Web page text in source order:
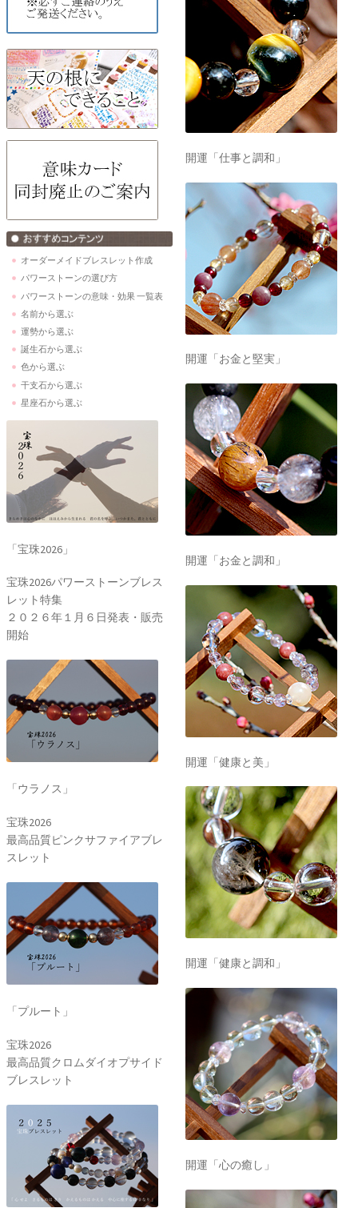
オーダーメイドブレスレット作成
パワーストーンの選び方
パワーストーンの意味・効果 一覧表
名前から選ぶ
運勢から選ぶ
誕生石から選ぶ
色から選ぶ
干支石から選ぶ
星座石から選ぶ
「宝珠2026」
宝珠2026パワーストーンブレス
レット特集
２０２６年１月６日発表・販売
開始
「ウラノス」
宝珠2026
最高品質ピンクサファイアブレ
スレット
「プルート」
宝珠2026
最高品質クロムダイオプサイド
ブレスレット
開運「仕事と調和」
開運「お金と堅実」
開運「お金と調和」
開運「健康と美」
開運「健康と調和」
開運「心の癒し」